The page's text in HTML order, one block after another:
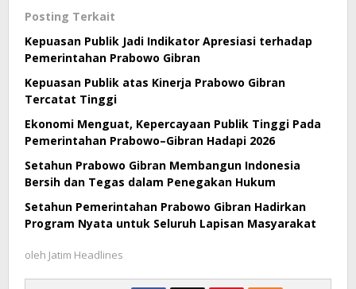
Posting Terkait
Kepuasan Publik Jadi Indikator Apresiasi terhadap
Pemerintahan Prabowo Gibran
Kepuasan Publik atas Kinerja Prabowo Gibran
Tercatat Tinggi
Ekonomi Menguat, Kepercayaan Publik Tinggi Pada
Pemerintahan Prabowo–Gibran Hadapi 2026
Setahun Prabowo Gibran Membangun Indonesia
Bersih dan Tegas dalam Penegakan Hukum
Setahun Pemerintahan Prabowo Gibran Hadirkan
Program Nyata untuk Seluruh Lapisan Masyarakat
oleh Jatim Headlines